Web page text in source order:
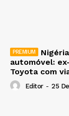
automóvel:
Toyota com
Editor - 25